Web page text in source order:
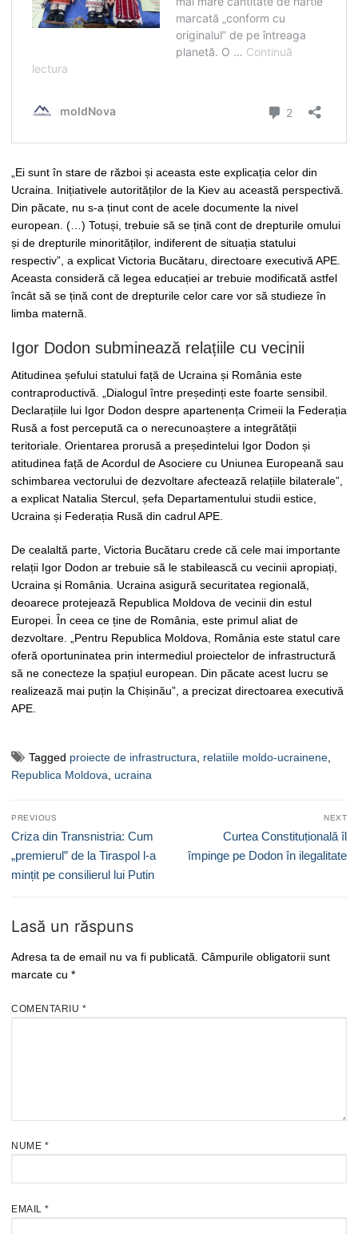
„Ei sunt în stare de război și aceasta este explicația celor din
Ucraina. Inițiativele autorităților de la Kiev au această perspectivă.
Din păcate, nu s-a ținut cont de acele documente la nivel
european. (…) Totuși, trebuie să se țină cont de drepturile omului
și de drepturile minorităților, indiferent de situația statului
respectiv”, a explicat Victoria Bucătaru, directoare executivă APE.
Aceasta consideră că legea educației ar trebuie modificată astfel
încât să se țină cont de drepturile celor care vor să studieze în
limba maternă.
Igor Dodon subminează relațiile cu vecinii
Atitudinea șefului statului față de Ucraina și România este
contraproductivă. „Dialogul între președinți este foarte sensibil.
Declarațiile lui Igor Dodon despre apartenența Crimeii la Federația
Rusă a fost percepută ca o nerecunoaștere a integrătății
teritoriale. Orientarea prorusă a președintelui Igor Dodon și
atitudinea față de Acordul de Asociere cu Uniunea Europeană sau
schimbarea vectorului de dezvoltare afectează relațiile bilaterale”,
a explicat Natalia Stercul, șefa Departamentului studii estice,
Ucraina și Federația Rusă din cadrul APE.
De cealaltă parte, Victoria Bucătaru crede că cele mai importante
relații Igor Dodon ar trebuie să le stabilească cu vecinii apropiați,
Ucraina și România. Ucraina asigură securitatea regională,
deoarece protejează Republica Moldova de vecinii din estul
Europei. În ceea ce ține de România, este primul aliat de
dezvoltare. „Pentru Republica Moldova, România este statul care
oferă oportuninatea prin intermediul proiectelor de infrastructură
să ne conecteze la spațiul european. Din păcate acest lucru se
realizează mai puțin la Chișinău”, a precizat directoarea executivă
APE.
Tagged proiecte de infrastructura, relatiile moldo-ucrainene,
Republica Moldova, ucraina
Navigare
în
articole
PREVIOUS
Previous
post:
Criza din Transnistria: Cum
„premierul” de la Tiraspol l-a
mințit pe consilierul lui Putin
NEXT
Next
post:
Curtea Constituțională îl
împinge pe Dodon în ilegalitate
Lasă un răspuns
Adresa ta de email nu va fi publicată. Câmpurile obligatorii sunt
marcate cu *
COMENTARIU *
NUME *
EMAIL *